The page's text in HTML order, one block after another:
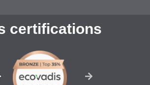
certifications